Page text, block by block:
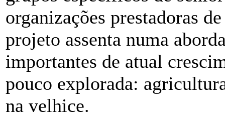
organizações prestadoras
projeto assenta numa
importantes de atual
pouco explorada:
na velhice.